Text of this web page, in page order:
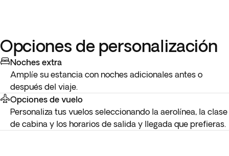
Opciones de personalización
Noches extra
Amplíe su estancia con noches adicionales antes o
después del viaje.
Opciones de vuelo
Personaliza tus vuelos seleccionando la aerolínea, la clase
de cabina y los horarios de salida y llegada que prefieras.